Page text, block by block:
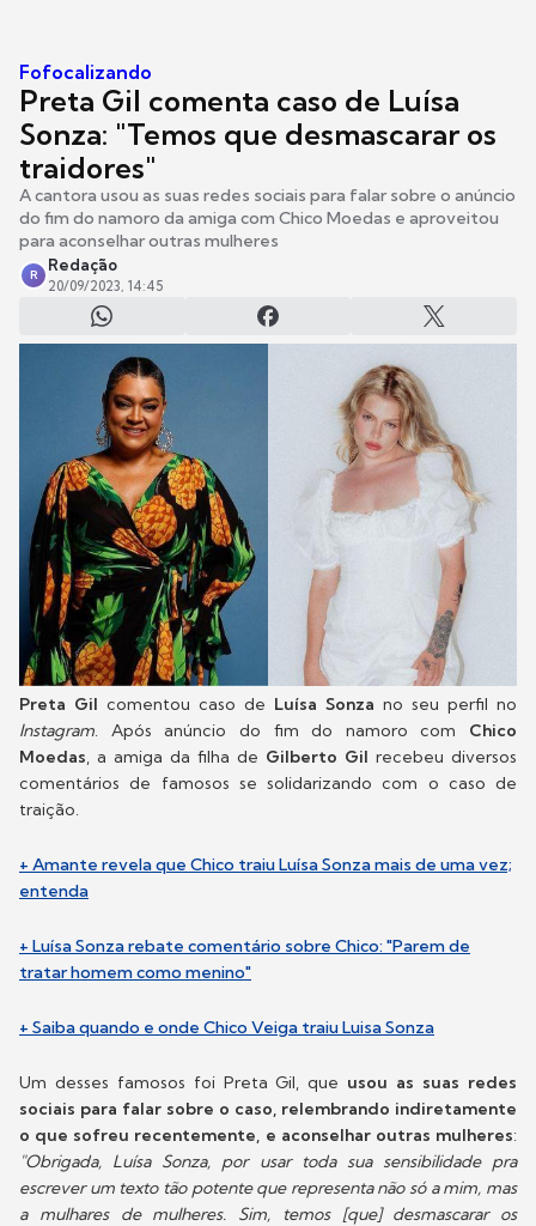
Fofocalizando
Preta Gil comenta caso de Luísa
Sonza: "Temos que desmascarar os
traidores"
A cantora usou as suas redes sociais para falar sobre o anúncio
do fim do namoro da amiga com Chico Moedas e aproveitou
para aconselhar outras mulheres
R
Redação
20/09/2023, 14:45
Preta Gil comentou caso de Luísa Sonza no seu perfil no
Instagram. Após anúncio do fim do namoro com Chico
Moedas, a amiga da filha de Gilberto Gil recebeu diversos
comentários de famosos se solidarizando com o caso de
traição.
+ Amante revela que Chico traiu Luísa Sonza mais de uma vez;
entenda
+ Luísa Sonza rebate comentário sobre Chico: "Parem de
tratar homem como menino"
+ Saiba quando e onde Chico Veiga traiu Luisa Sonza
Um desses famosos foi Preta Gil, que usou as suas redes
sociais para falar sobre o caso, relembrando indiretamente
o que sofreu recentemente, e aconselhar outras mulheres:
"Obrigada, Luísa Sonza, por usar toda sua sensibilidade pra
escrever um texto tão potente que representa não só a mim, mas
a mulhares de mulheres. Sim, temos [que] desmascarar os